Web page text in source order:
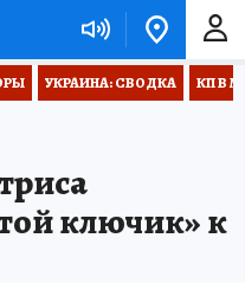
УКРАИНА: СВОДКА КП В
ключик» к